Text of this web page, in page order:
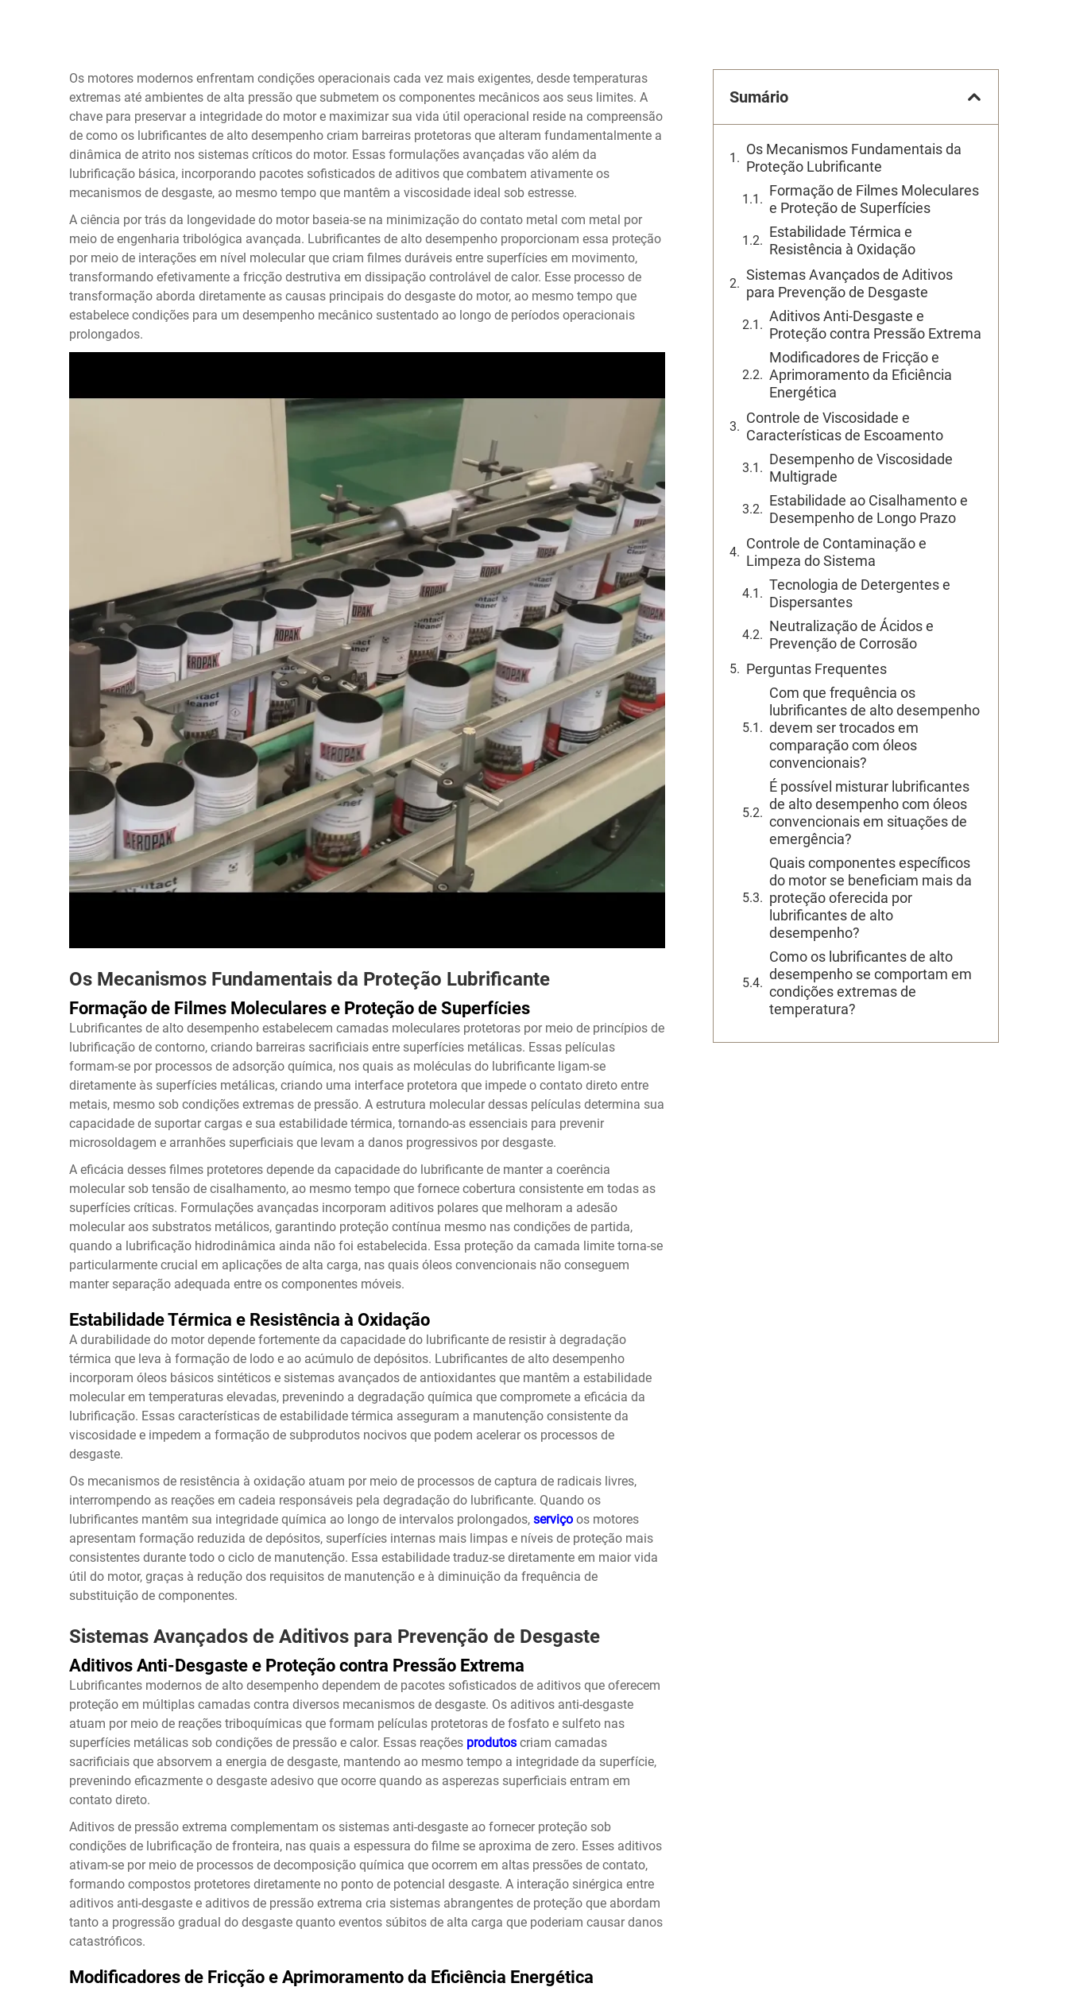
Os motores modernos enfrentam condições operacionais cada vez mais exigentes, desde temperaturas
extremas até ambientes de alta pressão que submetem os componentes mecânicos aos seus limites. A
chave para preservar a integridade do motor e maximizar sua vida útil operacional reside na compreensão
de como os lubrificantes de alto desempenho criam barreiras protetoras que alteram fundamentalmente a
dinâmica de atrito nos sistemas críticos do motor. Essas formulações avançadas vão além da
lubrificação básica, incorporando pacotes sofisticados de aditivos que combatem ativamente os
mecanismos de desgaste, ao mesmo tempo que mantêm a viscosidade ideal sob estresse.
A ciência por trás da longevidade do motor baseia-se na minimização do contato metal com metal por
meio de engenharia tribológica avançada. Lubrificantes de alto desempenho proporcionam essa proteção
por meio de interações em nível molecular que criam filmes duráveis entre superfícies em movimento,
transformando efetivamente a fricção destrutiva em dissipação controlável de calor. Esse processo de
transformação aborda diretamente as causas principais do desgaste do motor, ao mesmo tempo que
estabelece condições para um desempenho mecânico sustentado ao longo de períodos operacionais
prolongados.
Os Mecanismos Fundamentais da Proteção Lubrificante
Formação de Filmes Moleculares e Proteção de Superfícies
Lubrificantes de alto desempenho estabelecem camadas moleculares protetoras por meio de princípios de
lubrificação de contorno, criando barreiras sacrificiais entre superfícies metálicas. Essas películas
formam-se por processos de adsorção química, nos quais as moléculas do lubrificante ligam-se
diretamente às superfícies metálicas, criando uma interface protetora que impede o contato direto entre
metais, mesmo sob condições extremas de pressão. A estrutura molecular dessas películas determina sua
capacidade de suportar cargas e sua estabilidade térmica, tornando-as essenciais para prevenir
microsoldagem e arranhões superficiais que levam a danos progressivos por desgaste.
A eficácia desses filmes protetores depende da capacidade do lubrificante de manter a coerência
molecular sob tensão de cisalhamento, ao mesmo tempo que fornece cobertura consistente em todas as
superfícies críticas. Formulações avançadas incorporam aditivos polares que melhoram a adesão
molecular aos substratos metálicos, garantindo proteção contínua mesmo nas condições de partida,
quando a lubrificação hidrodinâmica ainda não foi estabelecida. Essa proteção da camada limite torna-se
particularmente crucial em aplicações de alta carga, nas quais óleos convencionais não conseguem
manter separação adequada entre os componentes móveis.
Estabilidade Térmica e Resistência à Oxidação
A durabilidade do motor depende fortemente da capacidade do lubrificante de resistir à degradação
térmica que leva à formação de lodo e ao acúmulo de depósitos. Lubrificantes de alto desempenho
incorporam óleos básicos sintéticos e sistemas avançados de antioxidantes que mantêm a estabilidade
molecular em temperaturas elevadas, prevenindo a degradação química que compromete a eficácia da
lubrificação. Essas características de estabilidade térmica asseguram a manutenção consistente da
viscosidade e impedem a formação de subprodutos nocivos que podem acelerar os processos de
desgaste.
Os mecanismos de resistência à oxidação atuam por meio de processos de captura de radicais livres,
interrompendo as reações em cadeia responsáveis pela degradação do lubrificante. Quando os
lubrificantes mantêm sua integridade química ao longo de intervalos prolongados, serviço os motores
apresentam formação reduzida de depósitos, superfícies internas mais limpas e níveis de proteção mais
consistentes durante todo o ciclo de manutenção. Essa estabilidade traduz-se diretamente em maior vida
útil do motor, graças à redução dos requisitos de manutenção e à diminuição da frequência de
substituição de componentes.
Sistemas Avançados de Aditivos para Prevenção de Desgaste
Aditivos Anti-Desgaste e Proteção contra Pressão Extrema
Lubrificantes modernos de alto desempenho dependem de pacotes sofisticados de aditivos que oferecem
proteção em múltiplas camadas contra diversos mecanismos de desgaste. Os aditivos anti-desgaste
atuam por meio de reações triboquímicas que formam películas protetoras de fosfato e sulfeto nas
superfícies metálicas sob condições de pressão e calor. Essas reações produtos criam camadas
sacrificiais que absorvem a energia de desgaste, mantendo ao mesmo tempo a integridade da superfície,
prevenindo eficazmente o desgaste adesivo que ocorre quando as asperezas superficiais entram em
contato direto.
Aditivos de pressão extrema complementam os sistemas anti-desgaste ao fornecer proteção sob
condições de lubrificação de fronteira, nas quais a espessura do filme se aproxima de zero. Esses aditivos
ativam-se por meio de processos de decomposição química que ocorrem em altas pressões de contato,
formando compostos protetores diretamente no ponto de potencial desgaste. A interação sinérgica entre
aditivos anti-desgaste e aditivos de pressão extrema cria sistemas abrangentes de proteção que abordam
tanto a progressão gradual do desgaste quanto eventos súbitos de alta carga que poderiam causar danos
catastróficos.
Modificadores de Fricção e Aprimoramento da Eficiência Energética
Sumário
Os Mecanismos Fundamentais da
Proteção Lubrificante
Formação de Filmes Moleculares
e Proteção de Superfícies
Estabilidade Térmica e
Resistência à Oxidação
Sistemas Avançados de Aditivos
para Prevenção de Desgaste
Aditivos Anti-Desgaste e
Proteção contra Pressão Extrema
Modificadores de Fricção e
Aprimoramento da Eficiência
Energética
Controle de Viscosidade e
Características de Escoamento
Desempenho de Viscosidade
Multigrade
Estabilidade ao Cisalhamento e
Desempenho de Longo Prazo
Controle de Contaminação e
Limpeza do Sistema
Tecnologia de Detergentes e
Dispersantes
Neutralização de Ácidos e
Prevenção de Corrosão
Perguntas Frequentes
Com que frequência os
lubrificantes de alto desempenho
devem ser trocados em
comparação com óleos
convencionais?
É possível misturar lubrificantes
de alto desempenho com óleos
convencionais em situações de
emergência?
Quais componentes específicos
do motor se beneficiam mais da
proteção oferecida por
lubrificantes de alto
desempenho?
Como os lubrificantes de alto
desempenho se comportam em
condições extremas de
temperatura?